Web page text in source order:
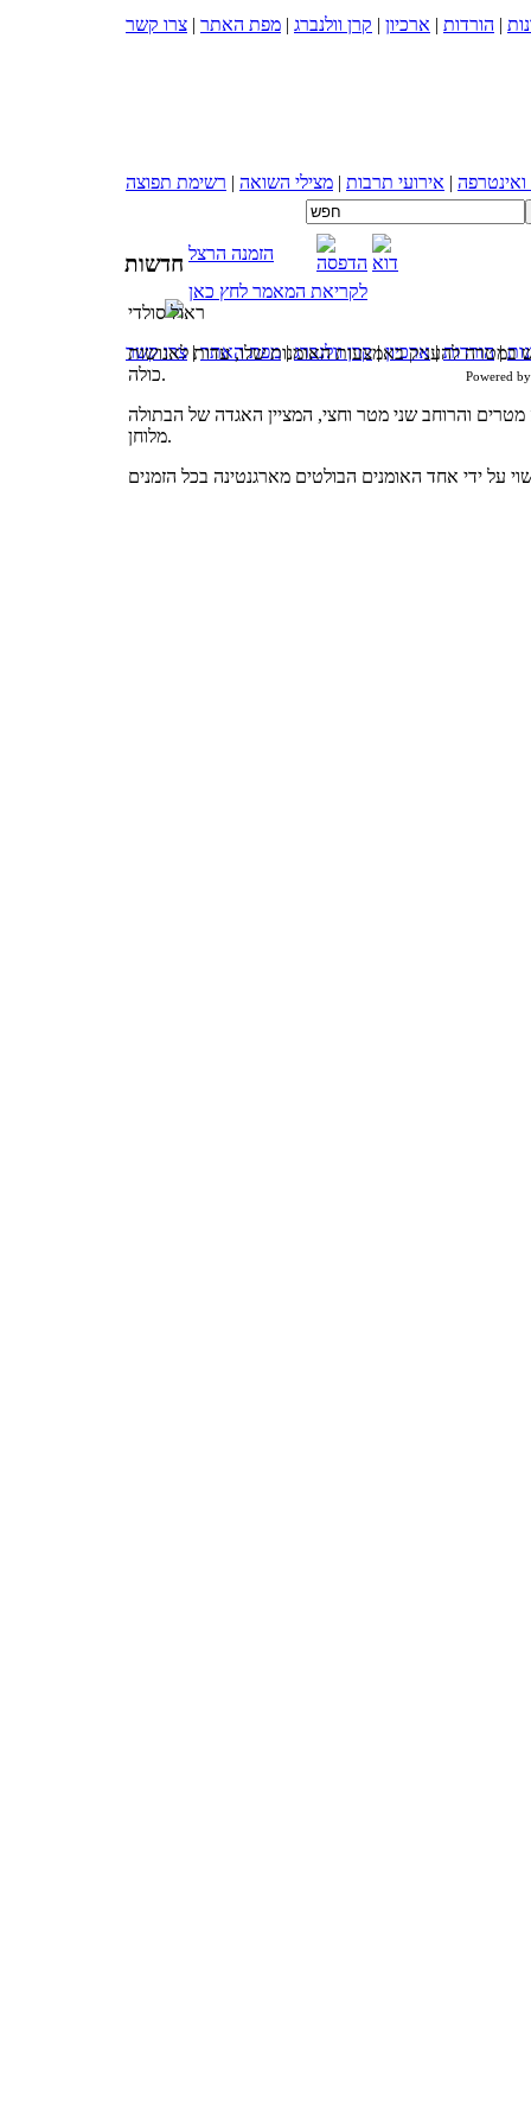
| הורדות | ארכיון | קרן וולנברג | מפת האתר | צרו קשר
ואינטרפה | אירועי תרבות | מצילי השואה | רשימת תפוצה
חדשות
ראול סולדי
הקודש במטרה להעניק באמצעות האומנות שלו, עדות לאנושות
כולה.
מטרים והרוחב שני מטר וחצי, המציין האגדה של הבתולה
מלוחן.
הזמנה הרצל
לקריאת המאמר לחץ כאן
|הורדות|ארכיון|קרן וולנברג|מפת האתר|צרו קשר
Powered